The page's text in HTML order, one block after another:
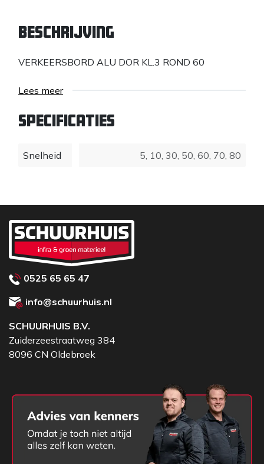
Beschrijving
VERKEERSBORD ALU DOR KL.3 ROND 60
Lees meer
Specificaties
Snelheid 5, 10, 30, 50, 60, 70, 80
0525 65 65 47
info@schuurhuis.nl
SCHUURHUIS B.V.
Zuiderzeestraatweg 384
8096 CN Oldebroek